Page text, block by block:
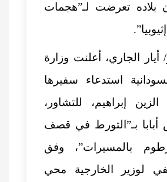
إن بلاده تعرضت لـ”هجمات
مايو/ أيار الجاري، أعلنت وزارة
استدعاء سفيرها
الزين إبراهيم، للتشاور،
أبابا بـ”التورط في قصف
بالمسيرات”، وفق
لوزير الخارجية محي